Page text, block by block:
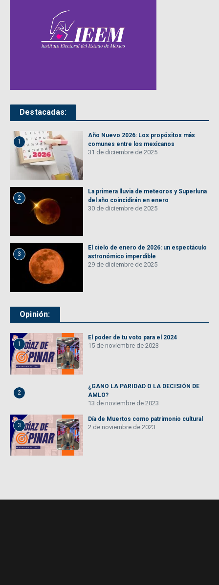
Destacadas:
1
Año Nuevo 2026: Los propósitos más
comunes entre los mexicanos
31 de diciembre de 2025
2
La primera lluvia de meteoros y Superluna
del año coincidirán en enero
30 de diciembre de 2025
3
El cielo de enero de 2026: un espectáculo
astronómico imperdible
29 de diciembre de 2025
Opinión:
1
El poder de tu voto para el 2024
15 de noviembre de 2023
2
¿GANO LA PARIDAD O LA DECISIÓN DE
AMLO?
13 de noviembre de 2023
3
Día de Muertos como patrimonio cultural
2 de noviembre de 2023